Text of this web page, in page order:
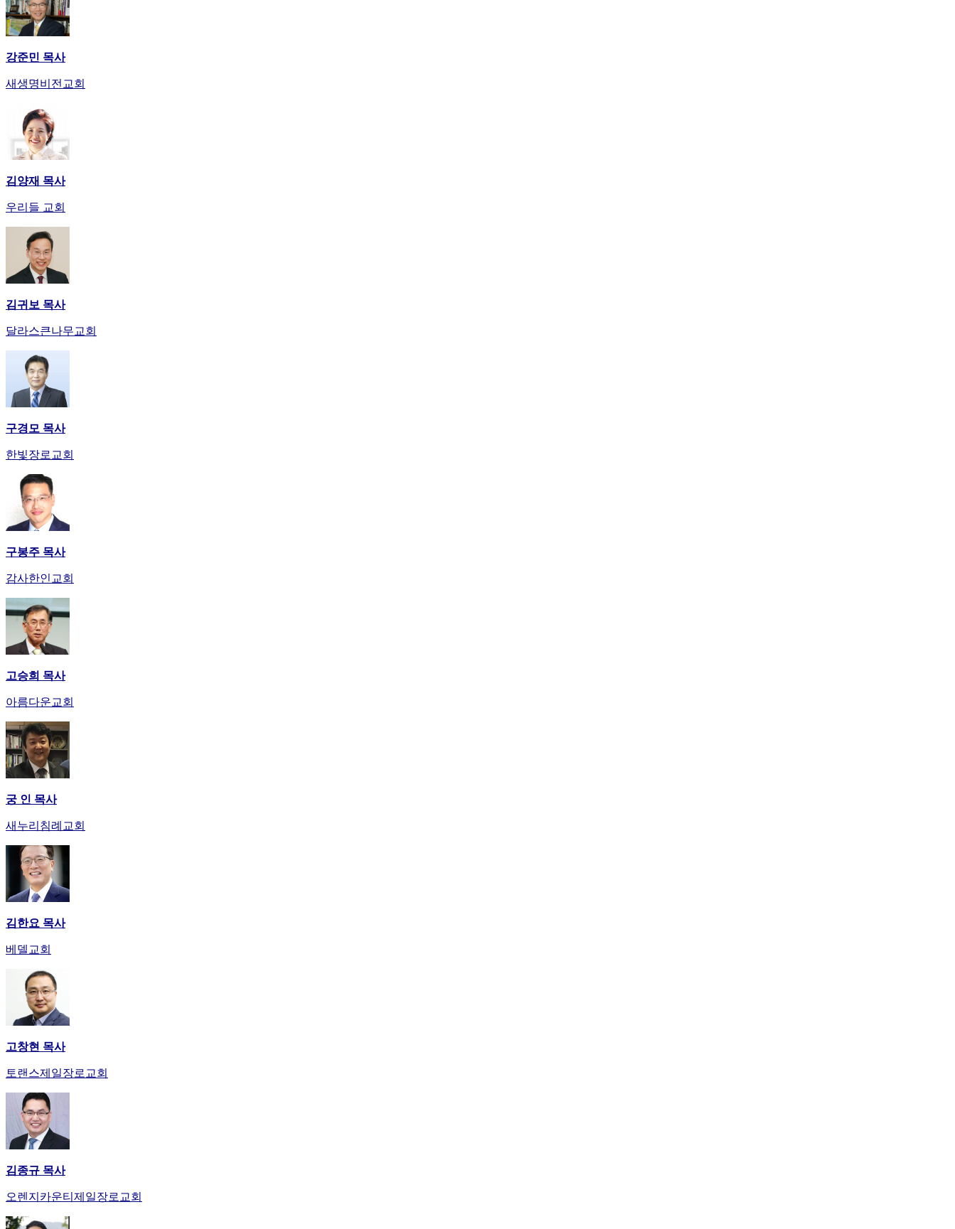
강준민 목사
새생명비전교회
김양재 목사
우리들 교회
김귀보 목사
달라스큰나무교회
구경모 목사
한빛장로교회
구봉주 목사
감사한인교회
고승희 목사
아름다운교회
궁 인 목사
새누리침례교회
김한요 목사
베델교회
고창현 목사
토랜스제일장로교회
김종규 목사
오렌지카운티제일장로교회